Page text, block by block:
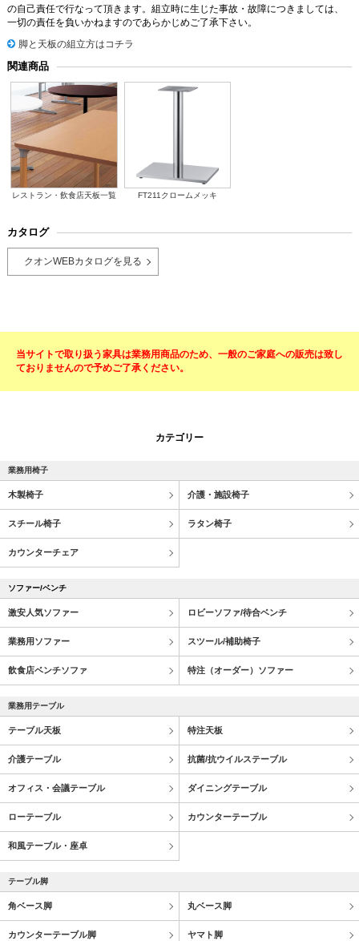
の自己責任で行なって頂きます。組立時に生じた事故・故障につきましては、
一切の責任を負いかねますのであらかじめご了承下さい。
脚と天板の組立方はコチラ
関連商品
レストラン・飲食店天板一覧 FT211クロームメッキ
カタログ
クオンWEBカタログを見る
当サイトで取り扱う家具は業務用商品のため、一般のご家庭への販売は致し
ておりませんので予めご了承ください。
カテゴリー
業務用椅子
木製椅子 介護・施設椅子
スチール椅子 ラタン椅子
カウンターチェア
ソファー/ベンチ
激安人気ソファー ロビーソファ/待合ベンチ
業務用ソファー スツール/補助椅子
飲食店ベンチソファ 特注（オーダー）ソファー
業務用テーブル
テーブル天板 特注天板
介護テーブル 抗菌/抗ウイルステーブル
オフィス・会議テーブル ダイニングテーブル
ローテーブル カウンターテーブル
和風テーブル・座卓
テーブル脚
角ベース脚 丸ベース脚
カウンターテーブル脚 ヤマト脚